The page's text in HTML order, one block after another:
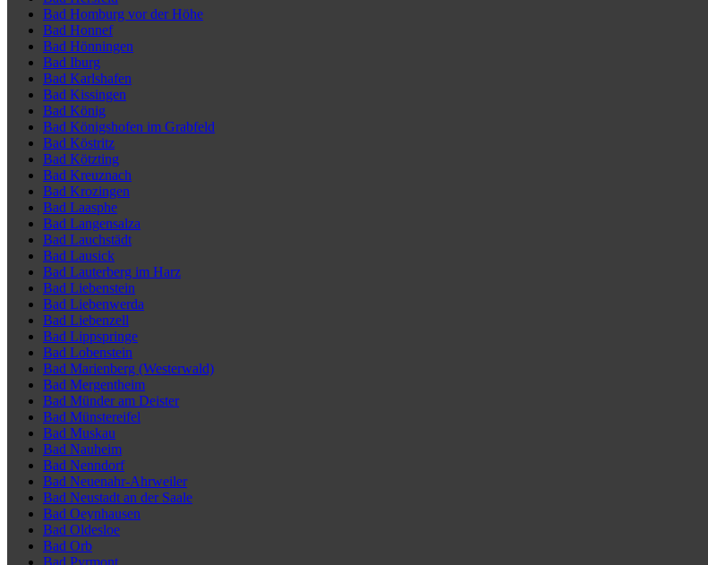
Bad Homburg vor der Höhe
Bad Honnef
Bad Hönningen
Bad Iburg
Bad Karlshafen
Bad Kissingen
Bad König
Bad Königshofen im Grabfeld
Bad Köstritz
Bad Kötzting
Bad Kreuznach
Bad Krozingen
Bad Laasphe
Bad Langensalza
Bad Lauchstädt
Bad Lausick
Bad Lauterberg im Harz
Bad Liebenstein
Bad Liebenwerda
Bad Liebenzell
Bad Lippspringe
Bad Lobenstein
Bad Marienberg (Westerwald)
Bad Mergentheim
Bad Münder am Deister
Bad Münstereifel
Bad Muskau
Bad Nauheim
Bad Nenndorf
Bad Neuenahr-Ahrweiler
Bad Neustadt an der Saale
Bad Oeynhausen
Bad Oldesloe
Bad Orb